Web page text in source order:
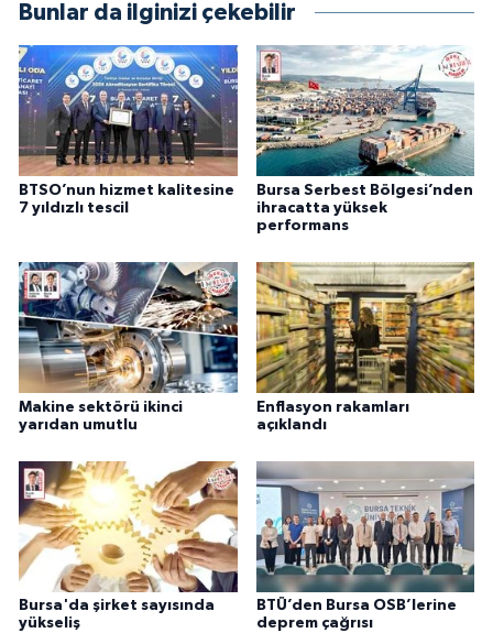
Bunlar da ilginizi çekebilir
BTSO’nun hizmet kalitesine
7 yıldızlı tescil
Bursa Serbest Bölgesi’nden
ihracatta yüksek
performans
Makine sektörü ikinci
yarıdan umutlu
Enflasyon rakamları
açıklandı
Bursa'da şirket sayısında
yükseliş
BTÜ’den Bursa OSB’lerine
deprem çağrısı